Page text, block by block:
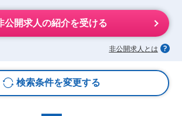
公開求人の紹介を受ける
非公開求人とは
検索条件を変更する